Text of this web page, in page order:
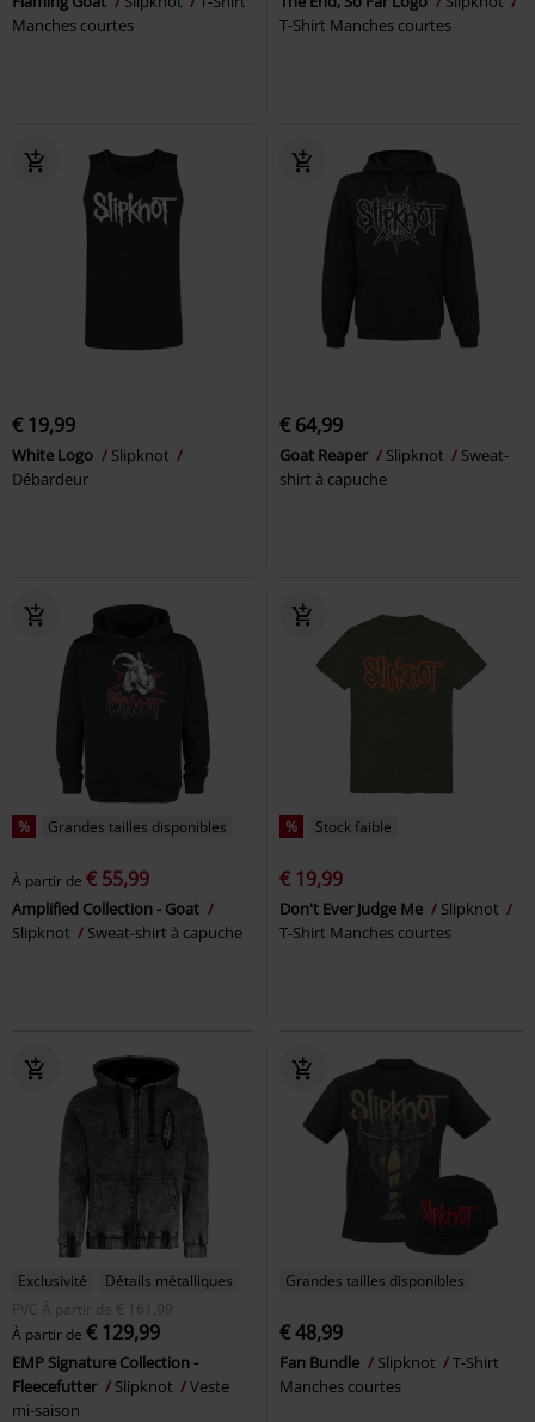
Manches courtes
T-Shirt Manches courtes
€ 19,99
White Logo
Slipknot
Débardeur
€ 64,99
Goat Reaper Slipknot
Sweat-
shirt à capuche
% Grandes tailles disponibles
À partir de € 55,99
Amplified Collection - Goat
Slipknot
Sweat-shirt à capuche
% Stock faible
€ 19,99
Don't Ever Judge Me
Slipknot
T-Shirt Manches courtes
Exclusivité
Détails métalliques
PVC
À partir de € 161,99
À partir de € 129,99
EMP Signature Collection -
Fleecefutter
Slipknot
Veste
mi-saison
Grandes tailles disponibles
€ 48,99
Fan Bundle Slipknot
T-Shirt
Manches courtes